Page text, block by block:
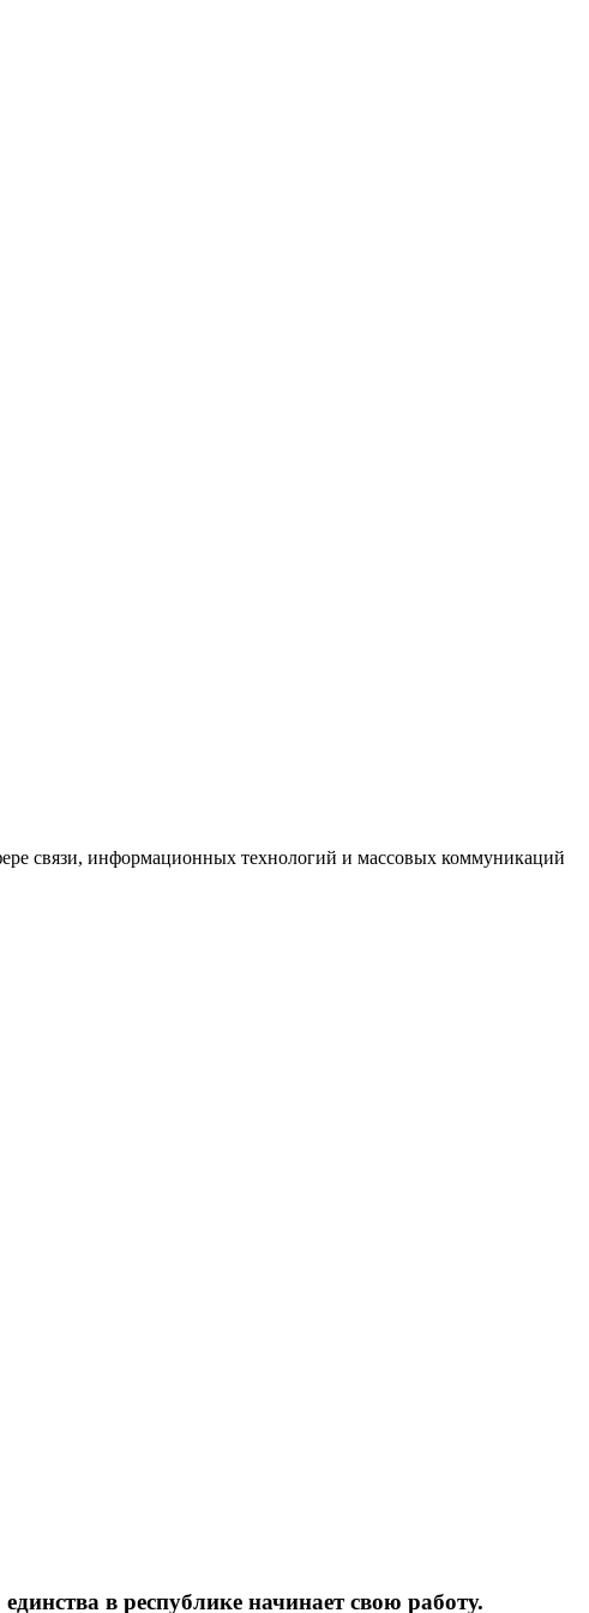
связи, информационных технологий и массовых коммуникаций
в республике начинает свою работу.